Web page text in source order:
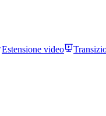
Estensione video